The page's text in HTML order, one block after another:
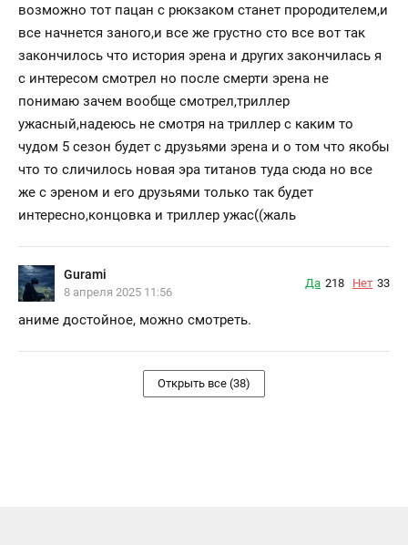
возможно тот пацан с рюкзаком станет прородителем,и
все начнется заного,и все же грустно сто все вот так
закончилось что история эрена и других закончилась я
с интересом смотрел но после смерти эрена не
понимаю зачем вообще смотрел,триллер
ужасный,надеюсь не смотря на триллер с каким то
чудом 5 сезон будет с друзьями эрена и о том что якобы
что то сличилось новая эра титанов туда сюда но все
же с эреном и его друзьями только так будет
интересно,концовка и триллер ужас((жаль
Gurami
8 апреля 2025 11:56
Да 218 Нет 33
аниме достойное, можно смотреть.
Открыть все (38)